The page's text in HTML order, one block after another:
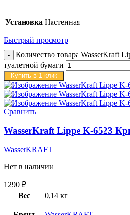
Установка Настенная
Быстрый просмотр
Количество товара WasserKraft
туалетной бумаги
Купить в 1 клик
Сравнить
WasserKraft Lippe K-6523
WasserKRAFT
Нет в наличии
1290 ₽
Вес
0,14 кг